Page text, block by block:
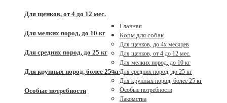
Для щенков, от 4 до 12 мес.
Для мелких пород, до 10 кг
Для средних пород, до 25 кг
Для крупных пород, более 25 кг
Особые потребности
Главная
Корм для собак
Для щенков, до 4x месяцев
Для щенков, от 4 до 12 мес.
Для мелких пород, до 10 кг
Для средних пород, до 25 кг
Для крупных пород, более 25 кг
Особые потребности
Лакомства